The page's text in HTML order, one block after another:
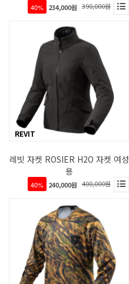
40% 234,000원 390,000원
REVIT
레빗 자켓 ROSIER H2O 자켓 여성
용
40% 240,000원 400,000원